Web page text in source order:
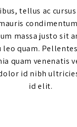
tellus ac
massa justo sit
leo quam.
quam venenatis
id nibh
id elit.